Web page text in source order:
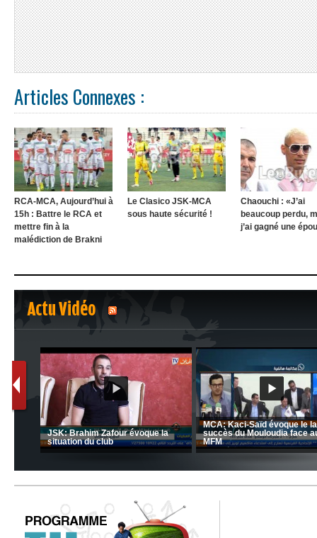
Articles Connexes :
RCA-MCA, Aujourd’hui à
15h : Battre le RCA et
mettre fin à la
malédiction de Brakni
Le Clasico JSK-MCA
sous haute sécurité !
Chaouchi : «J’ai
beaucoup perdu,
j’ai gagné une
Actu Vidéo
1 2
MCA: Kaci-Saïd évoque le
succès du Mouloudia face
MFM
JSK: Brahim Zafour évoque la
situation du club